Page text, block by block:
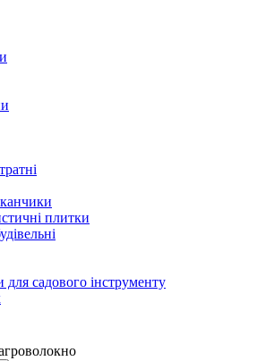
плитки
садового інструменту